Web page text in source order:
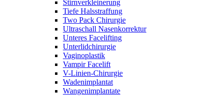
Stirnverkleinerung
Tiefe Halsstraffung
Two Pack Chirurgie
Ultraschall Nasenkorrektur
Unteres Facelifting
Unterlidchirurgie
Vaginoplastik
Vampir Facelift
V-Linien-Chirurgie
Wadenimplantat
Wangenimplantate